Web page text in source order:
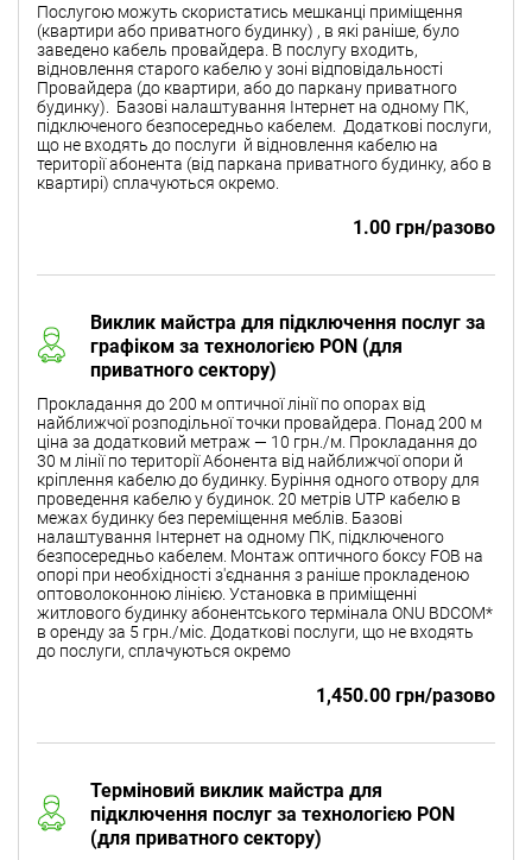
Послугою можуть скористатись мешканці приміщення
(квартири або приватного будинку) , в які раніше, було
заведено кабель провайдера. В послугу входить,
відновлення старого кабелю у зоні відповідальності
Провайдера (до квартири, або до паркану приватного
будинку). Базові налаштування Інтернет на одному ПК,
підключеного безпосередньо кабелем. Додаткові послуги,
що не входять до послуги й відновлення кабелю на
території абонента (від паркана приватного будинку, або в
квартирі) сплачуються окремо.
1.00 грн/разово
Виклик майстра для підключення послуг за
графіком за технологією PON (для
приватного сектору)
Прокладання до 200 м оптичної лінії по опорах від
найближчої розподільної точки провайдера. Понад 200 м
ціна за додатковий метраж — 10 грн./м. Прокладання до
30 м лінії по території Абонента від найближчої опори й
кріплення кабелю до будинку. Буріння одного отвору для
проведення кабелю у будинок. 20 метрів UTP кабелю в
межах будинку без переміщення меблів. Базові
налаштування Інтернет на одному ПК, підключеного
безпосередньо кабелем. Монтаж оптичного боксу FOB на
опорі при необхідності з'єднання з раніше прокладеною
оптоволоконною лінією. Установка в приміщенні
житлового будинку абонентського термінала ONU BDCOM*
в оренду за 5 грн./міс. Додаткові послуги, що не входять
до послуги, сплачуються окремо
1,450.00 грн/разово
Терміновий виклик майстра для
підключення послуг за технологією PON
(для приватного сектору)